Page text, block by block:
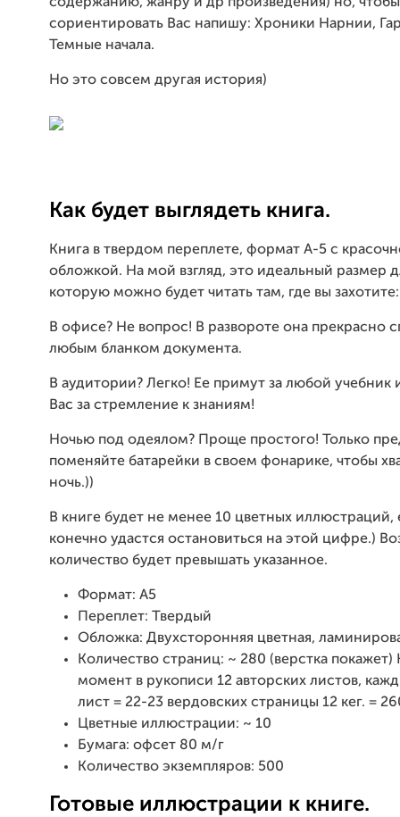
сориентировать Вас напишу: Хроники Нарнии,
Темные начала.
Но это совсем другая история)
Как будет выглядеть книга.
Книга в твердом переплете, формат А-5 с
обложкой. На мой взгляд, это идеальный размер
которую можно будет читать там, где вы захотите:
В офисе? Не вопрос! В развороте она прекрасно
любым бланком документа.
В аудитории? Легко! Ее примут за любой учебник
Вас за стремление к знаниям!
Ночью под одеялом? Проще простого! Только
поменяйте батарейки в своем фонарике, чтобы
ночь.))
В книге будет не менее 10 цветных иллюстраций,
конечно удастся остановиться на этой цифре.)
количество будет превышать указанное.
Формат: А5
Переплет: Твердый
Обложка: Двухсторонняя цветная,
Количество страниц: ~ 280 (верстка
момент в рукописи 12 авторских листов,
лист = 22-23 вердовских страницы 12 кег. =
Цветные иллюстрации: ~ 10
Бумага: офсет 80 м/г
Количество экземпляров: 500
Готовые иллюстрации к книге.